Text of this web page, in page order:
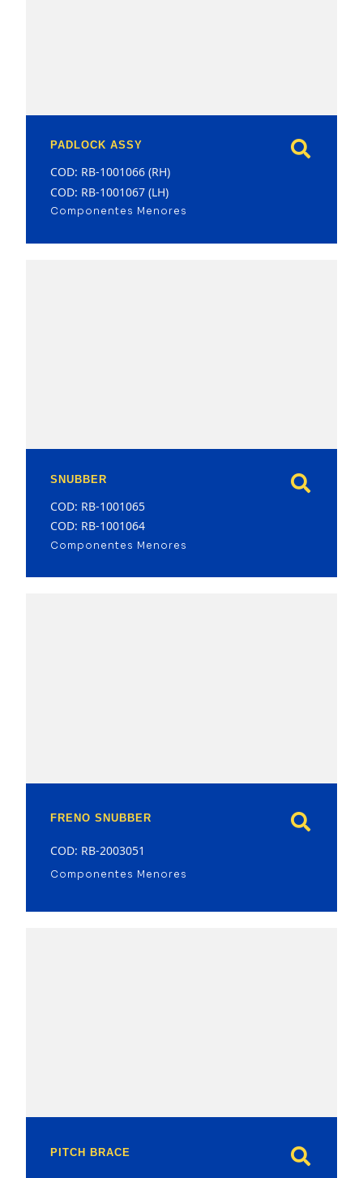
PADLOCK ASSY
COD: RB-1001066 (RH)
COD: RB-1001067 (LH)
Componentes Menores
SNUBBER
COD: RB-1001065
COD: RB-1001064
Componentes Menores
FRENO SNUBBER
COD: RB-2003051
Componentes Menores
PITCH BRACE